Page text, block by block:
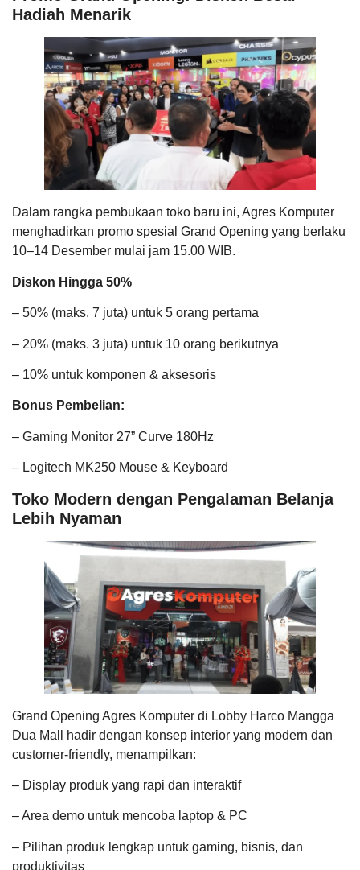
Hadiah Menarik
Dalam rangka pembukaan toko baru ini, Agres Komputer
menghadirkan promo spesial Grand Opening yang berlaku
10–14 Desember mulai jam 15.00 WIB.
Diskon Hingga 50%
– 50% (maks. 7 juta) untuk 5 orang pertama
– 20% (maks. 3 juta) untuk 10 orang berikutnya
– 10% untuk komponen & aksesoris
Bonus Pembelian:
– Gaming Monitor 27” Curve 180Hz
– Logitech MK250 Mouse & Keyboard
Toko Modern dengan Pengalaman Belanja
Lebih Nyaman
Grand Opening Agres Komputer di Lobby Harco Mangga
Dua Mall hadir dengan konsep interior yang modern dan
customer-friendly, menampilkan:
– Display produk yang rapi dan interaktif
– Area demo untuk mencoba laptop & PC
– Pilihan produk lengkap untuk gaming, bisnis, dan
produktivitas